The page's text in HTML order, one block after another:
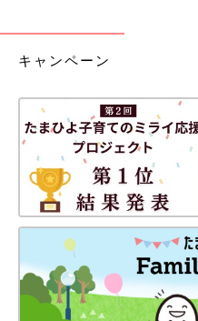
GU babyのアイテムはどれも
す。シンプルでデザインも素
め！気になるアイテムがあれ
ね。
(文・水川ちさ)
※記事内容でご紹介している
があります。あらかじめご了
※記事の内容は記載当時の情報
※記事内の価格はすべて税込
キャンペーン